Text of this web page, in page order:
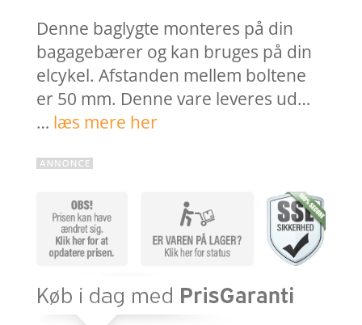
Denne baglygte monteres på din
bagagebærer og kan bruges på din
elcykel. Afstanden mellem boltene
er 50 mm. Denne vare leveres ud…
… læs mere her